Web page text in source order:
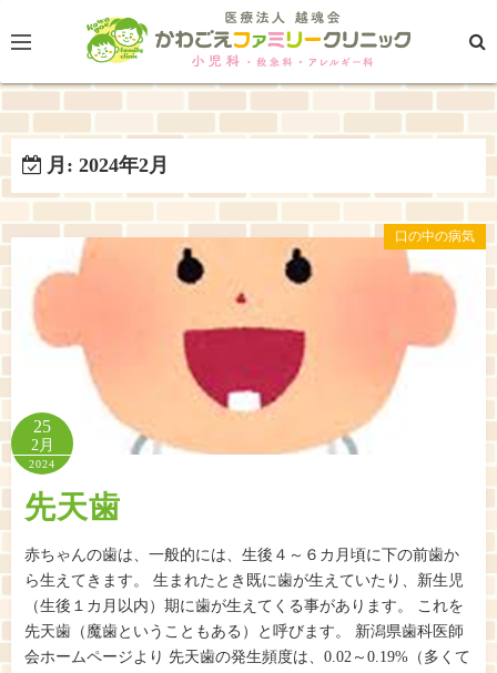
ン
へ
ッ
月: 2024年2月
口の中の病気
25
2月
2024
先天歯
赤ちゃんの歯は、一般的には、生後４～６カ月頃に下の前歯か
ら生えてきます。 生まれたとき既に歯が生えていたり、新生児
（生後１カ月以内）期に歯が生えてくる事があります。 これを
先天歯（魔歯ということもある）と呼びます。 新潟県歯科医師
会ホームページより 先天歯の発生頻度は、0.02～0.19%（多くて